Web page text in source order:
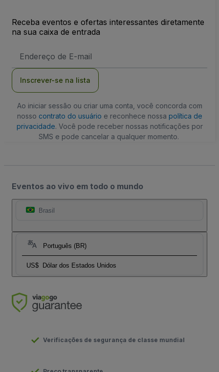
Receba eventos e ofertas interessantes diretamente
na sua caixa de entrada
de
Inscrever-se na lista
Ao iniciar sessão ou criar uma conta, você concorda com
nosso contrato do usuário e reconhece nossa política de
privacidade. Você pode receber nossas notificações por
SMS e pode cancelar a qualquer momento.
Eventos ao vivo em todo o mundo
Brasil
Português (BR)
US$ Dólar dos Estados Unidos
Verificações de segurança de classe mundial